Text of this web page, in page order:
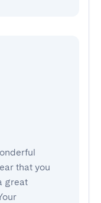
that you
great